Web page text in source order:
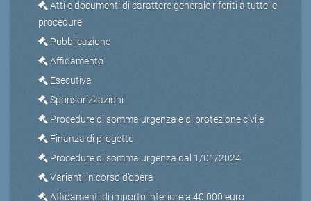
Atti e documenti di carattere generale riferiti a tutte le
procedure
Pubblicazione
Affidamento
Esecutiva
Sponsorizzazioni
Procedure di somma urgenza e di protezione civile
Finanza di progetto
Procedure di somma urgenza dal 1/01/2024
Varianti in corso d’opera
Affidamenti di importo inferiore a 40.000 euro